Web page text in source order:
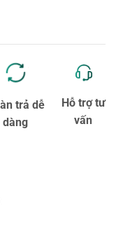
trả dễ
dàng
Hỗ trợ tư
vấn